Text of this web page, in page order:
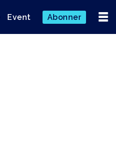
Event Abonner